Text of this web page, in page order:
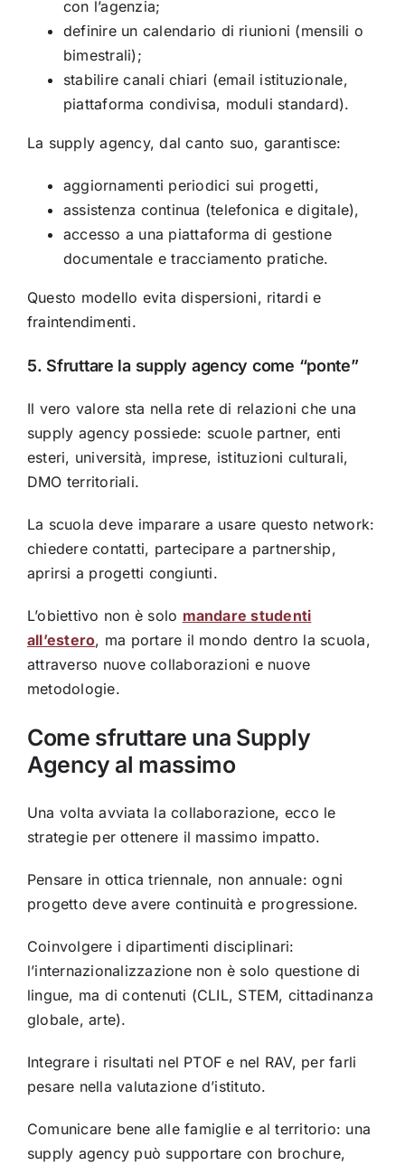
con l’agenzia;
definire un calendario di riunioni (mensili o
bimestrali);
stabilire canali chiari (email istituzionale,
piattaforma condivisa, moduli standard).
La supply agency, dal canto suo, garantisce:
aggiornamenti periodici sui progetti,
assistenza continua (telefonica e digitale),
accesso a una piattaforma di gestione
documentale e tracciamento pratiche.
Questo modello evita dispersioni, ritardi e
fraintendimenti.
5. Sfruttare la supply agency come “ponte”
Il vero valore sta nella rete di relazioni che una
supply agency possiede: scuole partner, enti
esteri, università, imprese, istituzioni culturali,
DMO territoriali.
La scuola deve imparare a usare questo network:
chiedere contatti, partecipare a partnership,
aprirsi a progetti congiunti.
L’obiettivo non è solo mandare studenti
all’estero, ma portare il mondo dentro la scuola,
attraverso nuove collaborazioni e nuove
metodologie.
Come sfruttare una Supply
Agency al massimo
Una volta avviata la collaborazione, ecco le
strategie per ottenere il massimo impatto.
Pensare in ottica triennale, non annuale: ogni
progetto deve avere continuità e progressione.
Coinvolgere i dipartimenti disciplinari:
l’internazionalizzazione non è solo questione di
lingue, ma di contenuti (CLIL, STEM, cittadinanza
globale, arte).
Integrare i risultati nel PTOF e nel RAV, per farli
pesare nella valutazione d’istituto.
Comunicare bene alle famiglie e al territorio: una
supply agency può supportare con brochure,